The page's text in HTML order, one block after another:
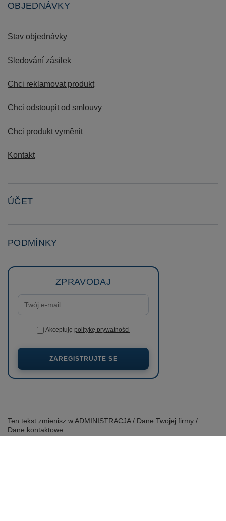
OBJEDNÁVKY
Stav objednávky
Sledování zásilek
Chci reklamovat produkt
Chci odstoupit od smlouvy
Chci produkt vyměnit
Kontakt
ÚČET
PODMÍNKY
ZPRAVODAJ
Akceptuję politykę prywatności
ZAREGISTRUJTE SE
Ten tekst zmienisz w ADMINISTRACJA / Dane Twojej firmy /
Dane kontaktowe